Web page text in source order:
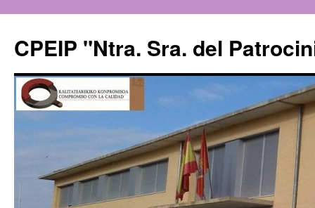
CPEIP "Ntra. Sra. del